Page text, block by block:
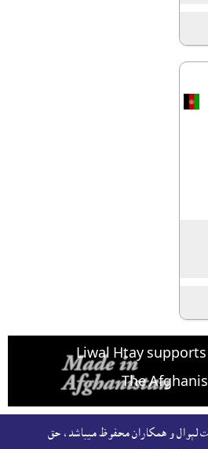
Liwal Htay
The
Afghanistan
لېوال و همکاران محفوظ ميباشد، حق